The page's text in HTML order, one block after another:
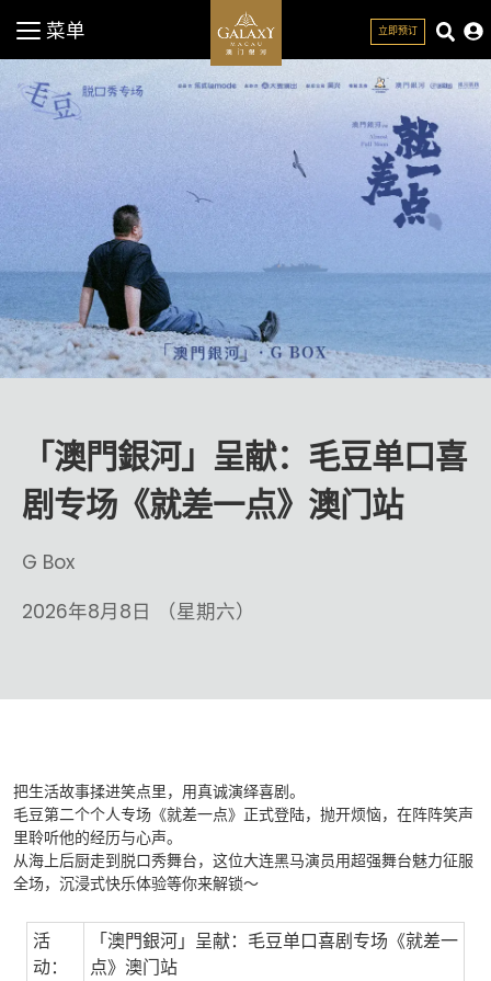
菜单
立即预订
「澳門銀河」呈献：毛豆单口喜
剧专场《就差一点》澳门站
G Box
2026年8月8日 （星期六）
把生活故事揉进笑点里，用真诚演绎喜剧。
毛豆第二个个人专场《就差一点》正式登陆，抛开烦恼，在阵阵笑声
里聆听他的经历与心声。
从海上后厨走到脱口秀舞台，这位大连黑马演员用超强舞台魅力征服
全场，沉浸式快乐体验等你来解锁～
活
动：
「澳門銀河」呈献：毛豆单口喜剧专场《就差一
点》澳门站